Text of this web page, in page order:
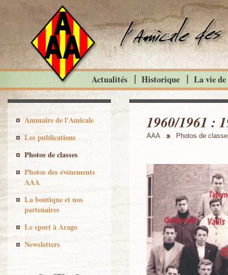
1960/1961 :
AAA Photos de
Actualités Historique La vie
Annuaire de l'Amicale
Les publications
Photos de classes
Photos des événements
AAA
La boutique et nos
partenaires
Le sport à Arago
Newsletters